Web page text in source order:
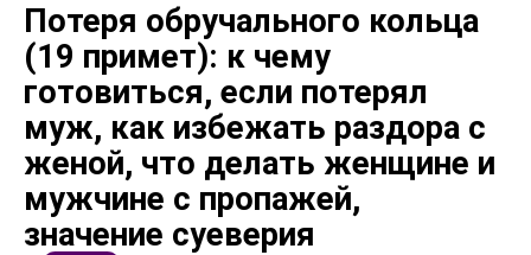
Потеря обручального кольца
(19 примет): к чему
готовиться, если потерял
муж, как избежать раздора с
женой, что делать женщине и
мужчине с пропажей,
значение суеверия